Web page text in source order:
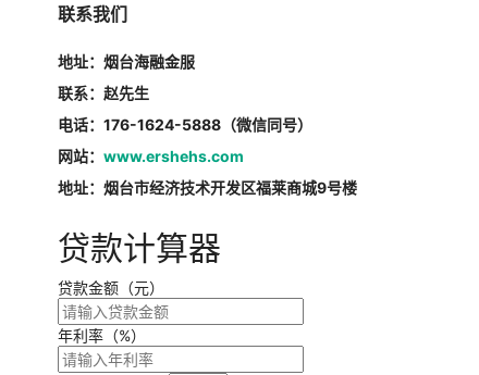
联系我们
地址：烟台海融金服
联系：赵先生
电话：176-1624-5888（微信同号）
网站： www.ershehs.com
地址：烟台市经济技术开发区福莱商城9号楼
贷款计算器
贷款金额（元）
年利率（%）